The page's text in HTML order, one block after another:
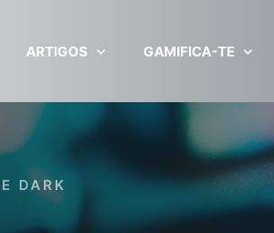
ARTIGOS GAMIFICA-TE
DARK